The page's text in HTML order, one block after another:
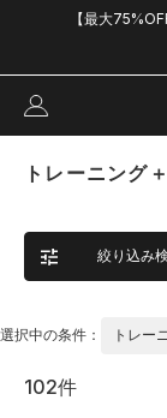
【最大
トレーニング
絞り込み
選択中の条件： トレー
102件